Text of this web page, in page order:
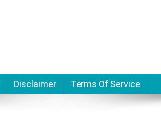
Disclaimer Terms Of Service